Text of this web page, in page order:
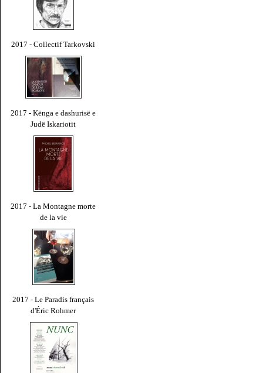
2017 - Collectif Tarkovski
2017 - Kënga e dashurisë e
Judë Iskariotit
2017 - La Montagne morte
de la vie
2017 - Le Paradis français
d'Éric Rohmer